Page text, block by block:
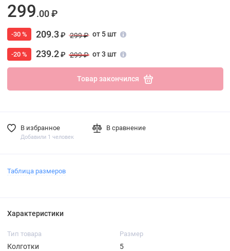
299.00 ₽
-30 % 209.3₽ 299 ₽ от 5 шт
-20 % 239.2₽ 299 ₽ от 3 шт
Товар закончился
В избранное
Добавили 1 человек
В сравнение
Таблица размеров
Характеристики
Тип товара
Колготки
Размер
5